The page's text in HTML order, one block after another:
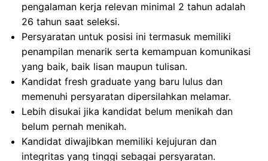
pengalaman kerja relevan minimal 2 tahun adalah
26 tahun saat seleksi.
Persyaratan untuk posisi ini termasuk memiliki
penampilan menarik serta kemampuan komunikasi
yang baik, baik lisan maupun tulisan.
Kandidat fresh graduate yang baru lulus dan
memenuhi persyaratan dipersilahkan melamar.
Lebih disukai jika kandidat belum menikah dan
belum pernah menikah.
Kandidat diwajibkan memiliki kejujuran dan
integritas yang tinggi sebagai persyaratan.